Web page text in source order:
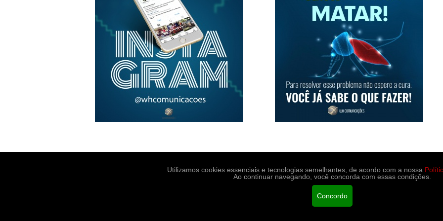
Medicina e saúde
Utilizamos cookies essenciais e tecnologias semelhantes, de acordo com a nossa
Ao continuar navegando, você concorda com essas condições.
Concordo